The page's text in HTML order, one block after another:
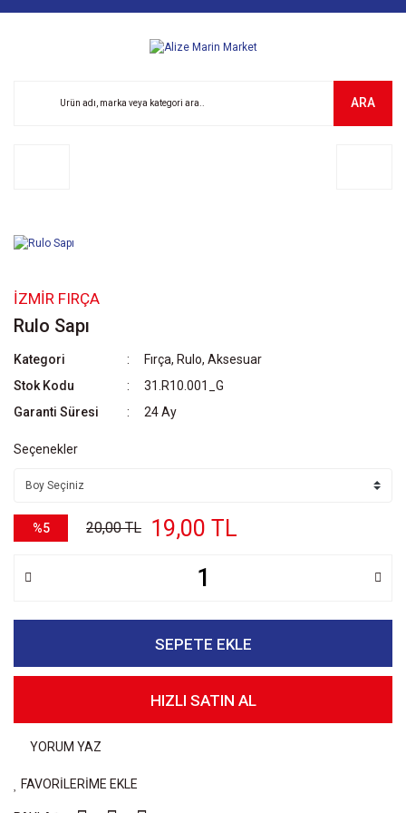
ARA
İZMIR FIRÇA
Rulo Sapı
Kategori
Fırça, Rulo, Aksesuar
Stok Kodu
31.R10.001_G
Garanti Süresi
24 Ay
Seçenekler
%5 20,00 TL 19,00 TL
SEPETE EKLE
HIZLI SATIN AL
YORUM YAZ
FAVORİLERİME EKLE